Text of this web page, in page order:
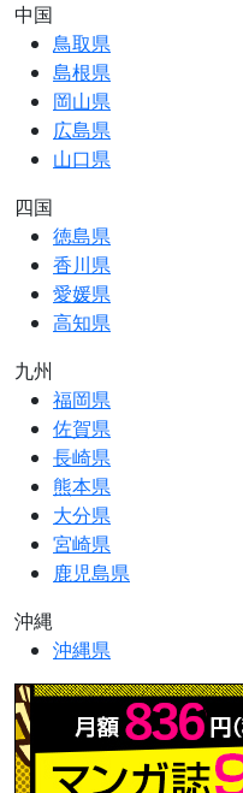
中国
鳥取県
島根県
岡山県
広島県
山口県
四国
徳島県
香川県
愛媛県
高知県
九州
福岡県
佐賀県
長崎県
熊本県
大分県
宮崎県
鹿児島県
沖縄
沖縄県